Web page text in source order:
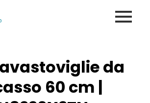
da
60 cm |